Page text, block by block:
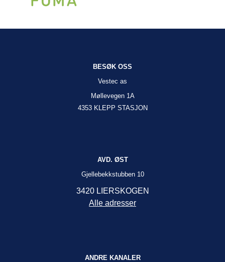
BESØK OSS
Vestec as
Møllevegen 1A
4353 KLEPP STASJON
AVD. ØST
Gjellebekkstubben 10
3420 LIERSKOGEN
Alle adresser
ANDRE KANALER